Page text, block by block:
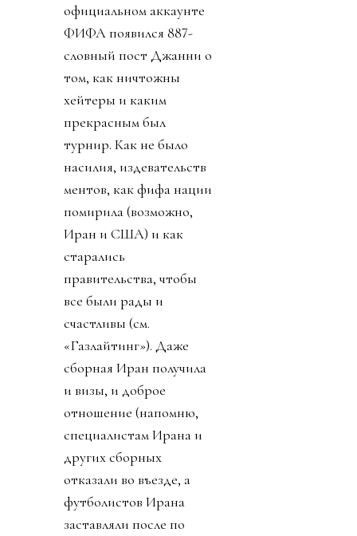
официальном аккаунте
ФИФА появился 887-
словный пост Джанни о
том, как ничтожны
хейтеры и каким
прекрасным был
турнир. Как не было
насилия, издевательств
ментов, как фифа нации
помирила (возможно,
Иран и США) и как
старались
правительства, чтобы
все были рады и
счастливы (см.
«Газлайтинг»). Даже
сборная Иран получила
и визы, и доброе
отношение (напомню,
специалистам Ирана и
других сборных
отказали во въезде, а
футболистов Ирана
заставляли после по